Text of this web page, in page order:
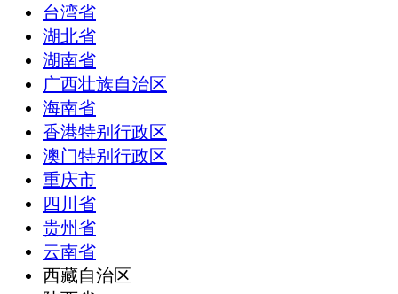
台湾省
湖北省
湖南省
广西壮族自治区
海南省
香港特别行政区
澳门特别行政区
重庆市
四川省
贵州省
云南省
西藏自治区